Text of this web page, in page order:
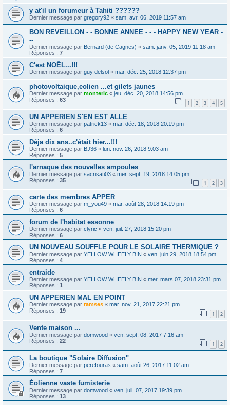
y at'il un forumeur à Tahiti ??????
Dernier message par gregory92 « sam. avr. 06, 2019 11:57 am
BON REVEILLON - - BONNE ANNEE - - - HAPPY NEW YEAR -
--
Dernier message par Bernard (de Cagnes) « sam. janv. 05, 2019 11:18 am
Réponses : 7
C'est NOËL...!!!
Dernier message par guy delsol « mar. déc. 25, 2018 12:37 pm
photovoltaique,eolien ...et gilets jaunes
Dernier message par monteric « jeu. déc. 20, 2018 14:56 pm
Réponses : 63 1 2 3 4 5
UN APPERIEN S'EN EST ALLE
Dernier message par patrick13 « mar. déc. 18, 2018 20:19 pm
Réponses : 6
Déja dix ans..c'était hier...!!!
Dernier message par BJ36 « lun. nov. 26, 2018 9:03 am
Réponses : 5
l'arnaque des nouvelles ampoules
Dernier message par sacrisati03 « mer. sept. 19, 2018 14:05 pm
Réponses : 35 1 2 3
carte des membres APPER
Dernier message par m_you49 « mar. août 28, 2018 14:19 pm
Réponses : 6
forum de l'habitat essonne
Dernier message par clyric « ven. juil. 27, 2018 15:20 pm
Réponses : 6
UN NOUVEAU SOUFFLE POUR LE SOLAIRE THERMIQUE ?
Dernier message par YELLOW WHEELY BIN « ven. juin 29, 2018 18:54 pm
Réponses : 4
entraide
Dernier message par YELLOW WHEELY BIN « mer. mars 07, 2018 23:31 pm
Réponses : 1
UN APPERIEN MAL EN POINT
Dernier message par ramses « mar. nov. 21, 2017 22:21 pm
Réponses : 19 1 2
Vente maison ...
Dernier message par domwood « ven. sept. 08, 2017 7:16 am
Réponses : 22 1 2
La boutique "Solaire Diffusion"
Dernier message par perefouras « sam. août 26, 2017 11:02 am
Réponses : 7
Éolienne vaste fumisterie
Dernier message par domwood « ven. juil. 07, 2017 19:39 pm
Réponses : 13